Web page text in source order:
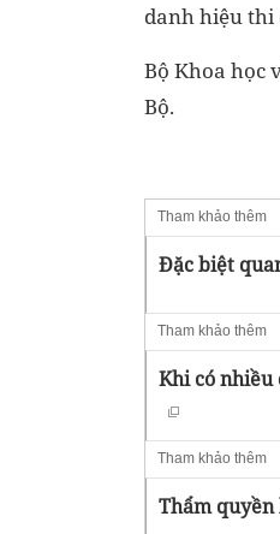
danh hiệu thi
Bộ Khoa học
Bộ.
Tham khảo thêm
Đặc biệt
Tham khảo thêm
Khi có nhiều
Tham khảo thêm
Thẩm quyền